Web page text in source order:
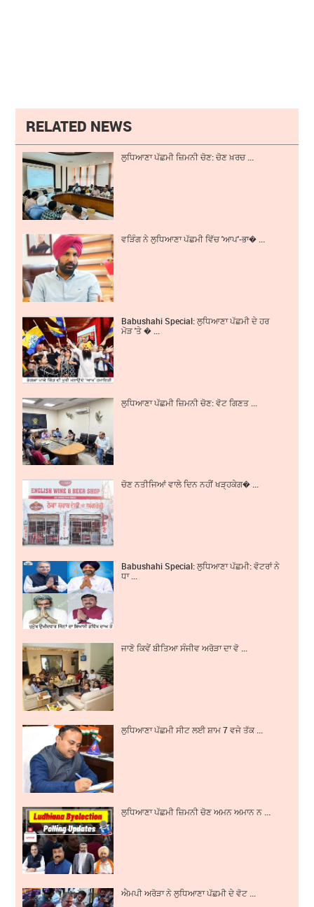
RELATED NEWS
ਲੁਧਿਆਣਾ ਪੱਛਮੀ ਜ਼ਿਮਨੀ ਚੋਣ: ਚੋਣ ਖ਼ਰਚ ...
ਵੜਿੰਗ ਨੇ ਲੁਧਿਆਣਾ ਪੱਛਮੀ ਵਿੱਚ 'ਆਪ'-ਭਾ� ...
Babushahi Special: ਲੁਧਿਆਣਾ ਪੱਛਮੀ ਦੇ ਹਰ
ਮੋੜ 'ਤੇ � ...
ਲੁਧਿਆਣਾ ਪੱਛਮੀ ਜ਼ਿਮਨੀ ਚੋਣ: ਵੋਟ ਗਿਣਤ ...
ਚੋਣ ਨਤੀਜਿਆਂ ਵਾਲੇ ਦਿਨ ਨਹੀਂ ਖੜ੍ਹਕੇਗ� ...
Babushahi Special: ਲੁਧਿਆਣਾ ਪੱਛਮੀ: ਵੋਟਰਾਂ ਨੇ
ਧਾ ...
ਜਾਣੋ ਕਿਵੇਂ ਬੀਤਿਆ ਸੰਜੀਵ ਅਰੋੜਾ ਦਾ ਵੋ ...
ਲੁਧਿਆਣਾ ਪੱਛਮੀ ਸੀਟ ਲਈ ਸ਼ਾਮ 7 ਵਜੇ ਤੱਕ ...
ਲੁਧਿਆਣਾ ਪੱਛਮੀ ਜ਼ਿਮਨੀ ਚੋਣ ਅਮਨ ਅਮਾਨ ਨ ...
ਐਮਪੀ ਅਰੋੜਾ ਨੇ ਲੁਧਿਆਣਾ ਪੱਛਮੀ ਦੇ ਵੋਟ ...